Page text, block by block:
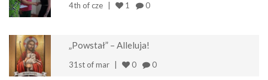
4th of cze 1 0
„Powstał” – Alleluja!
31st of mar 0 0